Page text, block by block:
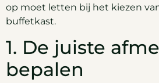
op moet letten bij het kiezen
buffetkast.
1. De juiste
bepalen